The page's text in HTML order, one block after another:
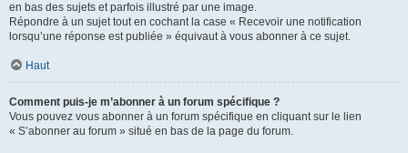
en bas des sujets et parfois illustré par une image.
Répondre à un sujet tout en cochant la case « Recevoir une notification
lorsqu’une réponse est publiée » équivaut à vous abonner à ce sujet.
Haut
Comment puis-je m’abonner à un forum spécifique ?
Vous pouvez vous abonner à un forum spécifique en cliquant sur le lien
« S’abonner au forum » situé en bas de la page du forum.